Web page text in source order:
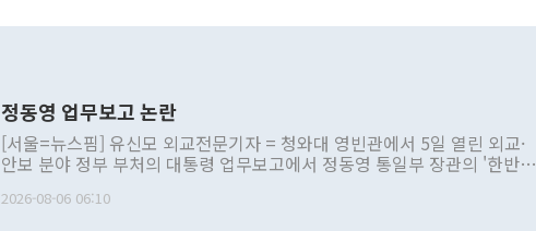
정동영 업무보고 논란
[서울=뉴스핌] 유신모 외교전문기자 = 청와대 영빈관에서 5일 열린 외교·
안보 분야 정부 부처의 대통령 업무보고에서 정동영 통일부 장관의 '한반도
발언 중에는 정부 내 조율을 거치지 않은 사안을 정책으로 추진하겠다고 공
2026-08-06 06:10